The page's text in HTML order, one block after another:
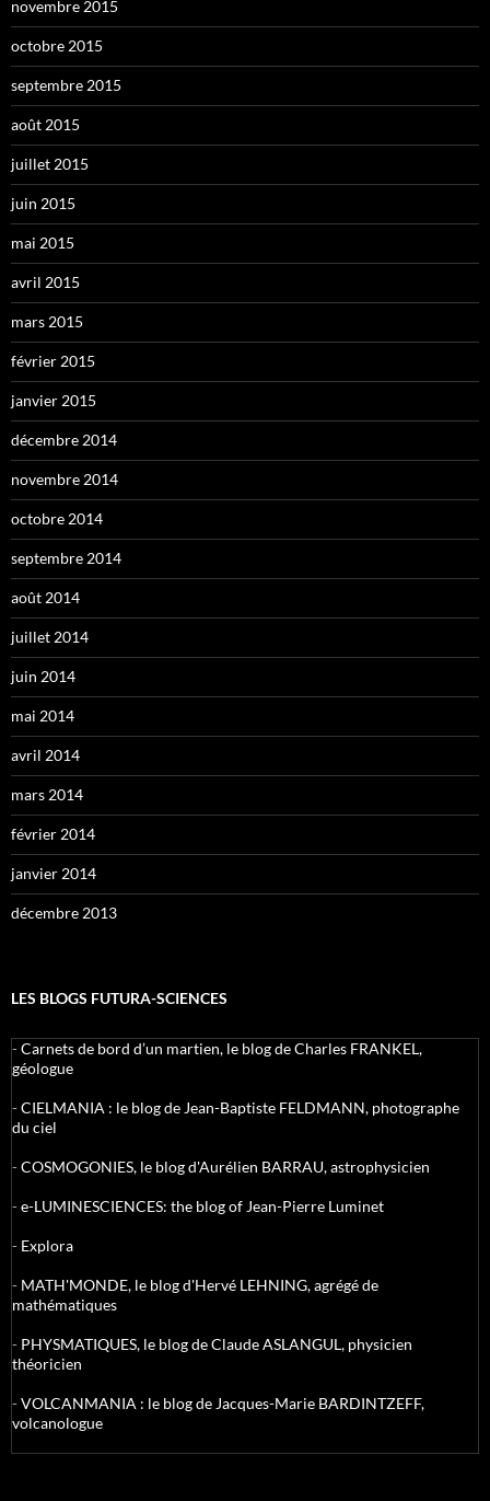
novembre 2015
octobre 2015
septembre 2015
août 2015
juillet 2015
juin 2015
mai 2015
avril 2015
mars 2015
février 2015
janvier 2015
décembre 2014
novembre 2014
octobre 2014
septembre 2014
août 2014
juillet 2014
juin 2014
mai 2014
avril 2014
mars 2014
février 2014
janvier 2014
décembre 2013
LES BLOGS FUTURA-SCIENCES
-Carnets de bord d’un martien, le blog de Charles FRANKEL,
géologue
-CIELMANIA : le blog de Jean-Baptiste FELDMANN, photographe
du ciel
-COSMOGONIES, le blog d'Aurélien BARRAU, astrophysicien
-e-LUMINESCIENCES: the blog of Jean-Pierre Luminet
- Explora
- MATH'MONDE, le blog d'Hervé LEHNING, agrégé de
mathématiques
- PHYSMATIQUES, le blog de Claude ASLANGUL, physicien
théoricien
-VOLCANMANIA : le blog de Jacques-Marie BARDINTZEFF,
volcanologue